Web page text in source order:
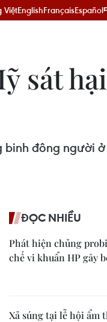
ViệtEnglishFrançaisEspañol
sát
binh đông người
ĐỌC NHIỀU
Phát hiện chủng
chế vi khuẩn HP gây
Xả súng tại lễ hội ẩm